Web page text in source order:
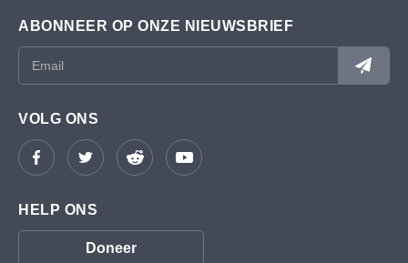
ABONNEER OP ONZE NIEUWSBRIEF
VOLG ONS
HELP ONS
Doneer